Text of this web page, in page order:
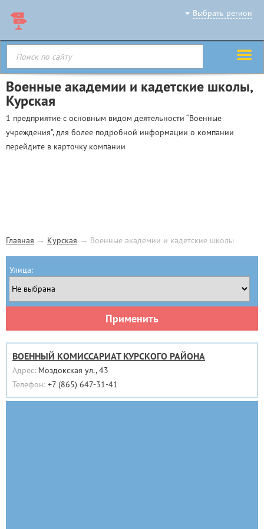
Выбрать регион
Военные академии и кадетские школы,
Курская
1 предприятие с основным видом деятельности “Военные
учреждения”, для более подробной информации о компании
перейдите в карточку компании
Главная → Курская → Военные академии и кадетские школы
Улица:
Применить
ВОЕННЫЙ КОМИССАРИАТ КУРСКОГО РАЙОНА
Адрес: Моздокская ул., 43
Телефон: +7 (865) 647-31-41